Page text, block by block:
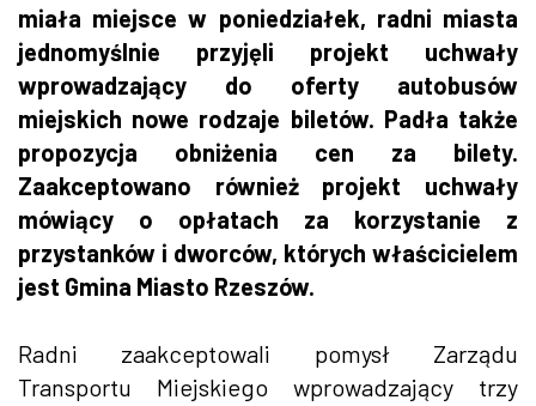
miała miejsce w poniedziałek, radni miasta
jednomyślnie przyjęli projekt uchwały
wprowadzający do oferty autobusów
miejskich nowe rodzaje biletów. Padła także
propozycja obniżenia cen za bilety.
Zaakceptowano również projekt uchwały
mówiący o opłatach za korzystanie z
przystanków i dworców, których właścicielem
jest Gmina Miasto Rzeszów.
Radni zaakceptowali pomysł Zarządu
Transportu Miejskiego wprowadzający trzy